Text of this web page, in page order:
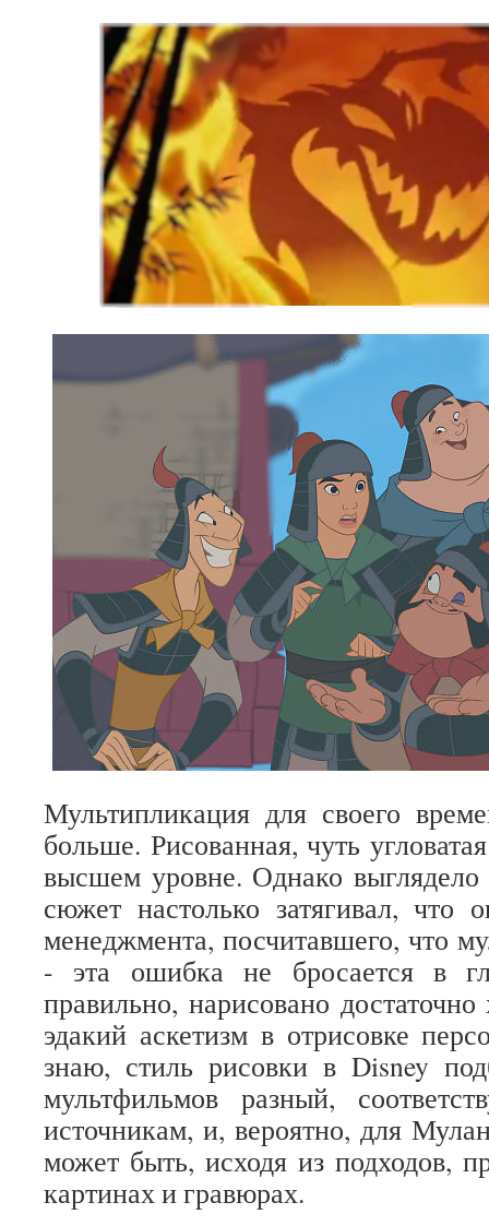
Мультипликация для своего
больше. Рисованная, чуть
высшем уровне. Однако выглядело
сюжет настолько затягивал, что
менеджмента, посчитавшего, что
- эта ошибка не бросается в
правильно, нарисовано
эдакий аскетизм в отрисовке
знаю, стиль рисовки в Disney
мультфильмов разный,
источникам, и, вероятно, для
может быть, исходя из подходов,
картинах и гравюрах.